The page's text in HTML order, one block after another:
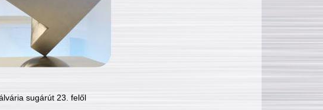
sugárút 23. felől